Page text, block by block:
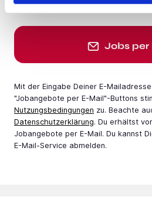
Jobs per
Mit der Eingabe Deiner E-
"Jobangebote per E-Mail"-Buttons
Nutzungsbedingungen zu. Beachte
Datenschutzerklärung. Du erhältst
Jobangebote per E-Mail. Du kannst
E-Mail-Service abmelden.